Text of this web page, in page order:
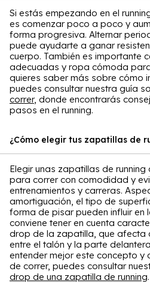
Si estás empezando en el
es comenzar poco a poco y
forma progresiva. Alternar
puede ayudarte a ganar
cuerpo. También es importante
adecuadas y ropa cómoda
quieres saber más sobre cómo
puedes consultar nuestra guía
correr, donde encontrarás
pasos en el running.
¿Cómo elegir tus zapatillas de
Elegir unas zapatillas de
para correr con comodidad y
entrenamientos y carreras.
amortiguación, el tipo de
forma de pisar pueden influir en
conviene tener en cuenta
drop de la zapatilla, que afecta
entre el talón y la parte
entender mejor este concepto y
de correr, puedes consultar
drop de una zapatilla de running.